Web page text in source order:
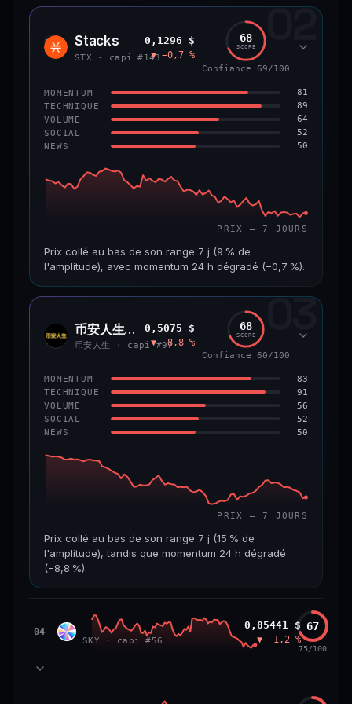
CAP. MARCHÉ VOLUME 24 H
VAR. 7 J VAR. 30 J
−9,9 %
VS ATH
−55,9 %
CONFIANCE 66/100
02
STX Stacks
STX · capi #143
0,1296 $
▼ −0,7 %
68
SCORE
Confiance 69/100
MOMENTUM 81
TECHNIQUE 89
VOLUME 64
SOCIAL 52
NEWS 50
PRIX — 7 JOURS
Prix collé au bas de son range 7 j (9 % de
l'amplitude), avec momentum 24 h dégradé (−0,7 %).
CAP. MARCHÉ VOLUME 24 H
VAR. 7 J VAR. 30 J
−22,2 %
VS ATH
−96,6 %
RANG CAPI.
#143
CONFIANCE 69/100
03
币安
人生
币安人生 (BinanceLife)
币安人生 · capi #97
0,5075 $
▼ −8,8 %
68
SCORE
Confiance 60/100
MOMENTUM 83
TECHNIQUE 91
VOLUME 56
SOCIAL 52
NEWS 50
PRIX — 7 JOURS
Prix collé au bas de son range 7 j (15 % de
l'amplitude), tandis que momentum 24 h dégradé
(−8,8 %).
508 M$ 8,7 M$
VAR. 7 J VAR. 30 J
04 SKY Sky
SKY · capi #56
0,05441 $
▼ −1,2 %
67
75/100
78